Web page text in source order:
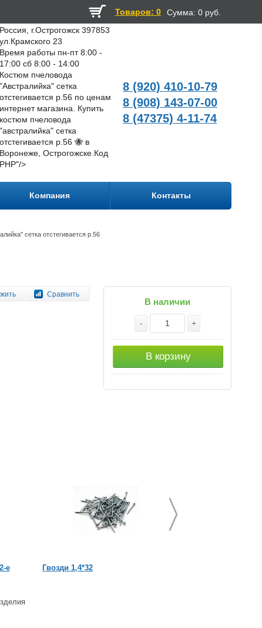
Товаров: 0 Сумма: 0 руб.
Россия, г.Острогожск 397853
ул.Крамского 23
Время работы пн-пт 8:00 -
17:00 сб 8:00 - 14:00
Костюм пчеловода
"Австралийка" сетка
отстегивается р.56 по ценам
интернет магазина. Купить
костюм пчеловода
"австралийка" сетка
отстегивается р.56 🐝 в
Воронеже, Острогожске. Код
PHP"/>
8 (920) 410-10-79
8 (908) 143-07-00
8 (47375) 4-11-74
Компания Контакты
сетка отстегивается р.56
Сравнить
е
Гвозди 1,4*32
В наличии
- +
В корзину